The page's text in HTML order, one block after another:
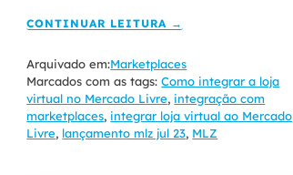
CONTINUAR LEITURA →
Arquivado em:Marketplaces
Marcados com as tags:Como integrar a loja
virtual no Mercado Livre, integração com
marketplaces, integrar loja virtual ao Mercado
Livre, lançamento mlz jul 23, MLZ